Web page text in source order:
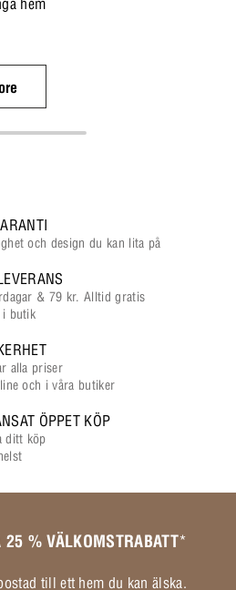
hem
och design du kan lita på
& 79 kr. Alltid gratis
i butik
alla priser
och i våra butiker
ÖPPET KÖP
ditt köp
% VÄLKOMSTRABATT*
till ett hem du kan älska.